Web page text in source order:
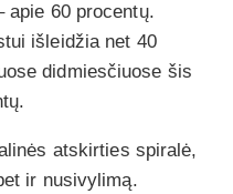
apie 60 procentų.
išleidžia net 40
didmiesčiuose šis
atskirties spiralė,
ir nusivylimą.